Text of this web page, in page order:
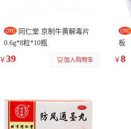
同仁堂 京制牛黄解毒片
0.6g*8粒*10瓶
￥ 39 加入购物车
板
￥ 8